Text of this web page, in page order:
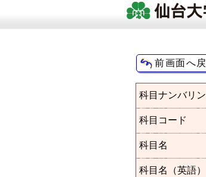
科目ナンバリ
科目コード
科目名
科目名（英語）